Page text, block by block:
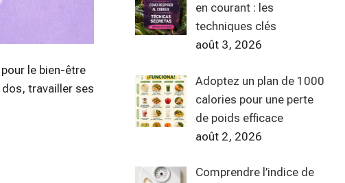
le bien-être
travailler ses
en courant : les
techniques clés
août 3, 2026
Adoptez un plan de 1000
calories pour une perte
de poids efficace
août 2, 2026
Comprendre l’indice de